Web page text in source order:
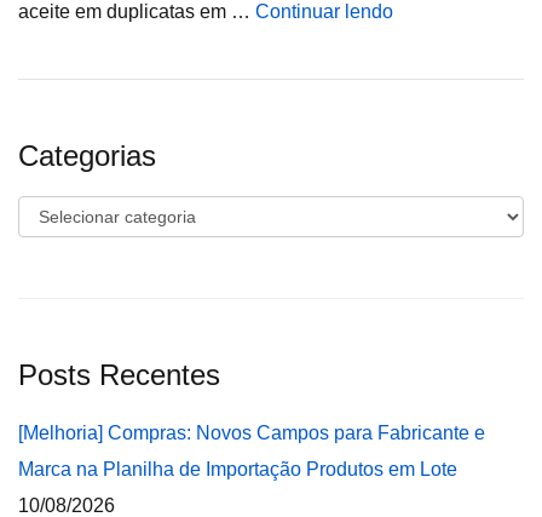
aceite em duplicatas em … Continuar lendo
Categorias
Categorias
Posts Recentes
[Melhoria] Compras: Novos Campos para Fabricante e
Marca na Planilha de Importação Produtos em Lote
10/08/2026